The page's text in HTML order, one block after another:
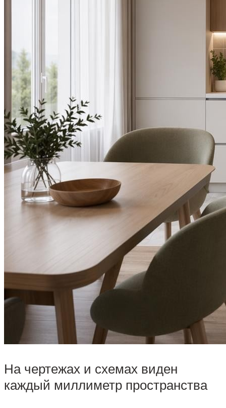
На чертежах и схемах виден
каждый миллиметр пространства